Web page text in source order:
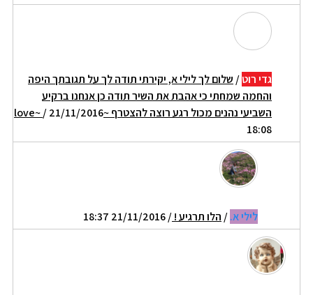
גדי רוט/ שלום לך לילי א, יקירתי תודה לך על תגובתך היפה
והחמה שמחתי כי אהבת את השיר תודה כן אנחנו ברקיע
השביעי נהנים מכול רגע רוצה להצטרף ~love~/ 21/11/2016
18:08
לילי א./ הלו תרגיע !/ 21/11/2016 18:37